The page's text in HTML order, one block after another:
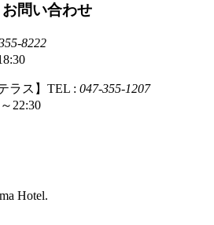
問い合わせ
8222
ラス】TEL : 047-355-1207
Hotel.